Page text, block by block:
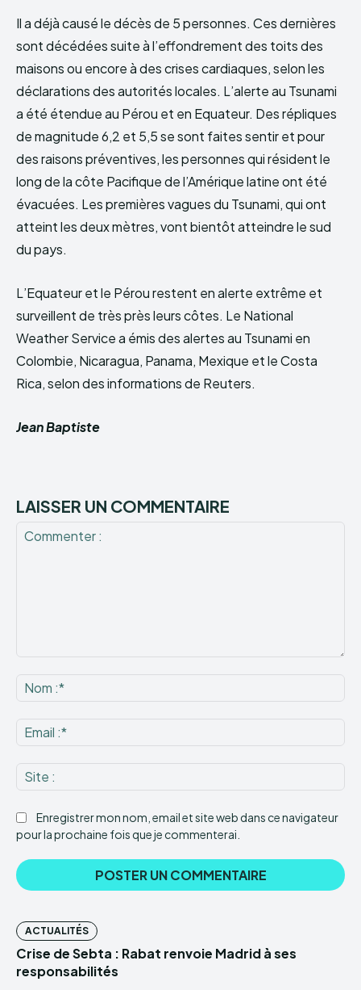
Il a déjà causé le décès de 5 personnes. Ces dernières
sont décédées suite à l’effondrement des toits des
maisons ou encore à des crises cardiaques, selon les
déclarations des autorités locales. L’alerte au Tsunami
a été étendue au Pérou et en Equateur. Des répliques
de magnitude 6,2 et 5,5 se sont faites sentir et pour
des raisons préventives, les personnes qui résident le
long de la côte Pacifique de l’Amérique latine ont été
évacuées. Les premières vagues du Tsunami, qui ont
atteint les deux mètres, vont bientôt atteindre le sud
du pays.
L’Equateur et le Pérou restent en alerte extrême et
surveillent de très près leurs côtes. Le National
Weather Service a émis des alertes au Tsunami en
Colombie, Nicaragua, Panama, Mexique et le Costa
Rica, selon des informations de Reuters.
Jean Baptiste
LAISSER UN COMMENTAIRE
:*
:*
:
Enregistrer mon nom, email et site web dans ce navigateur
pour la prochaine fois que je commenterai.
ACTUALITÉS
Crise de Sebta : Rabat renvoie Madrid à ses
responsabilités